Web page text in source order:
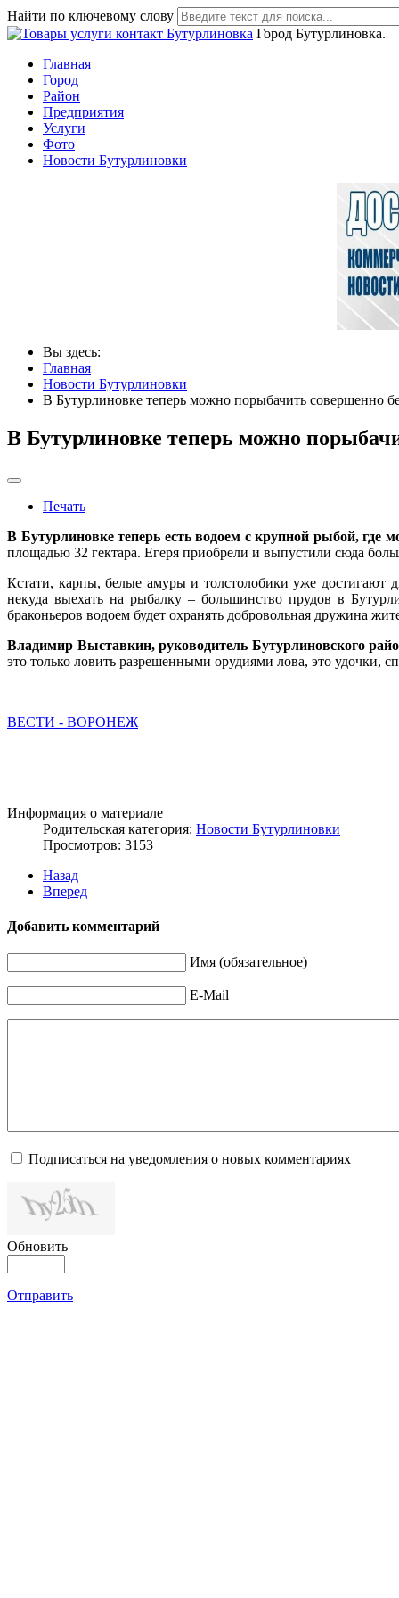
Найти по ключевому слову
Город Бутурлиновка.
Главная
Город
Район
Предприятия
Услуги
Фото
Новости Бутурлиновки
Вы здесь:
Главная
Новости Бутурлиновки
В Бутурлиновке теперь можно порыбачить совершенно
В Бутурлиновке теперь можно
Печать
В Бутурлиновке теперь есть водоем с крупной рыбой, где
площадью 32 гектара. Егеря приобрели и выпустили сюда
Кстати, карпы, белые амуры и толстолобики уже достигают
некуда выехать на рыбалку – большинство прудов в
браконьеров водоем будет охранять добровольная дружина
Владимир Выставкин, руководитель Бутурлиновского
это только ловить разрешенными орудиями лова, это удочки,
ВЕСТИ - ВОРОНЕЖ
Информация о материале
Родительская категория: Новости Бутурлиновки
Просмотров: 3153
Назад
Вперед
Добавить комментарий
Имя (обязательное)
E-Mail
Подписаться на уведомления о новых комментариях
Обновить
Отправить